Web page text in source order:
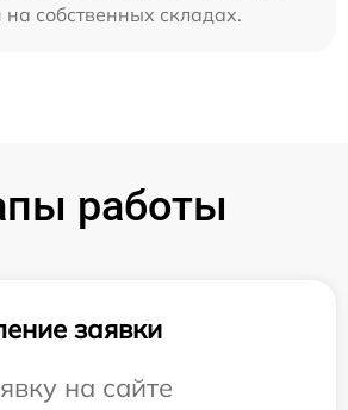
собственных складах.
работы
заявки
на сайте